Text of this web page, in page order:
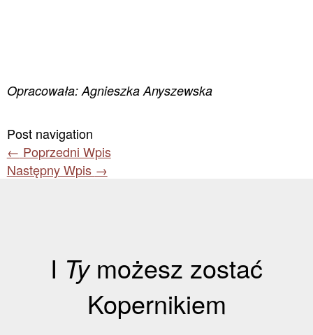
Opracowała: Agnieszka Anyszewska
Post navigation
← Poprzedni Wpis
Następny Wpis →
I Tymożesz zostać
Kopernikiem